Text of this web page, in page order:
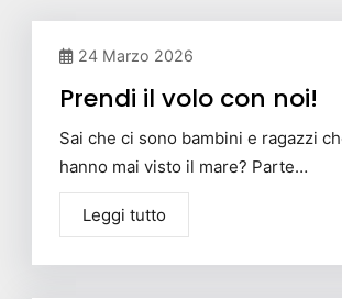
24 Marzo 2026
Prendi il volo con noi!
Sai che ci sono bambini e ragazzi
hanno mai visto il mare? Parte…
Leggi tutto